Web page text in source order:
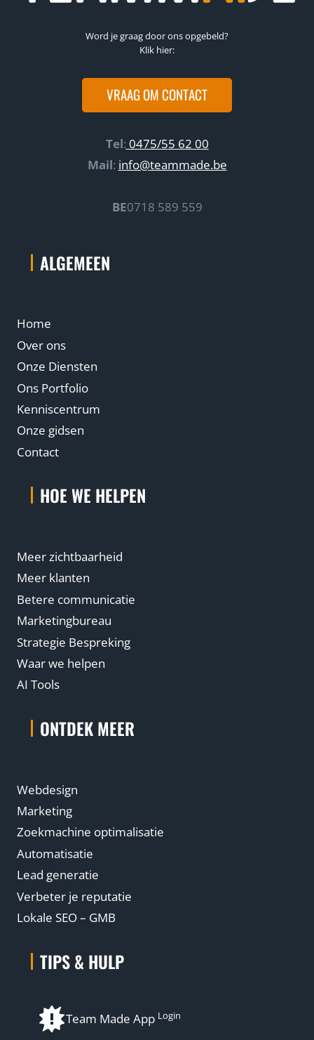
Word je graag door ons opgebeld?
Klik hier:
VRAAG OM CONTACT
Tel: 0475/55 62 00
Mail: info@teammade.be
BE0718 589 559
ALGEMEEN
Home
Over ons
Onze Diensten
Ons Portfolio
Kenniscentrum
Onze gidsen
Contact
HOE WE HELPEN
Meer zichtbaarheid
Meer klanten
Betere communicatie
Marketingbureau
Strategie Bespreking
Waar we helpen
AI Tools
ONTDEK MEER
Webdesign
Marketing
Zoekmachine optimalisatie
Automatisatie
Lead generatie
Verbeter je reputatie
Lokale SEO – GMB
TIPS & HULP
Team Made App Login